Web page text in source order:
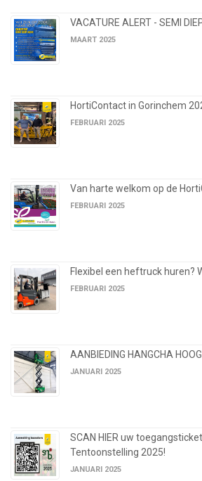
VACATURE ALERT - SEMI
MAART 2025
HortiContact in Gorinchem
FEBRUARI 2025
Van harte welkom op de
FEBRUARI 2025
Flexibel een heftruck huren?
FEBRUARI 2025
AANBIEDING HANGCHA
JANUARI 2025
SCAN HIER uw
Tentoonstelling 2025!
JANUARI 2025